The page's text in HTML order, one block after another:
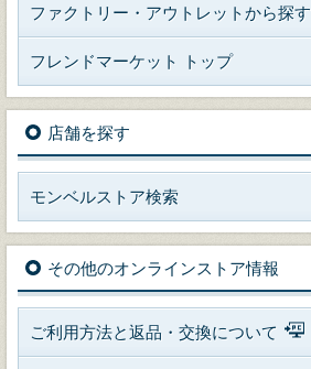
ファクトリー・アウトレットから探す
フレンドマーケット トップ
店舗を探す
モンベルストア検索
その他のオンラインストア情報
ご利用方法と返品・交換について